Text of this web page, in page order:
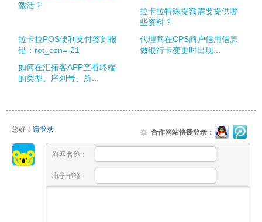
激活？
拉卡拉特殊提额需要提供哪
些资料？
拉卡拉POS便利支付签到报
错：ret_con=-21
代理商在CPS商户信用信息
做银行卡变更时出现...
如何在汇拓客APP查看终端
的类型、序列号、所...
您好！ 请登录 合作网站快捷登录：
游客名称：
电子邮箱：